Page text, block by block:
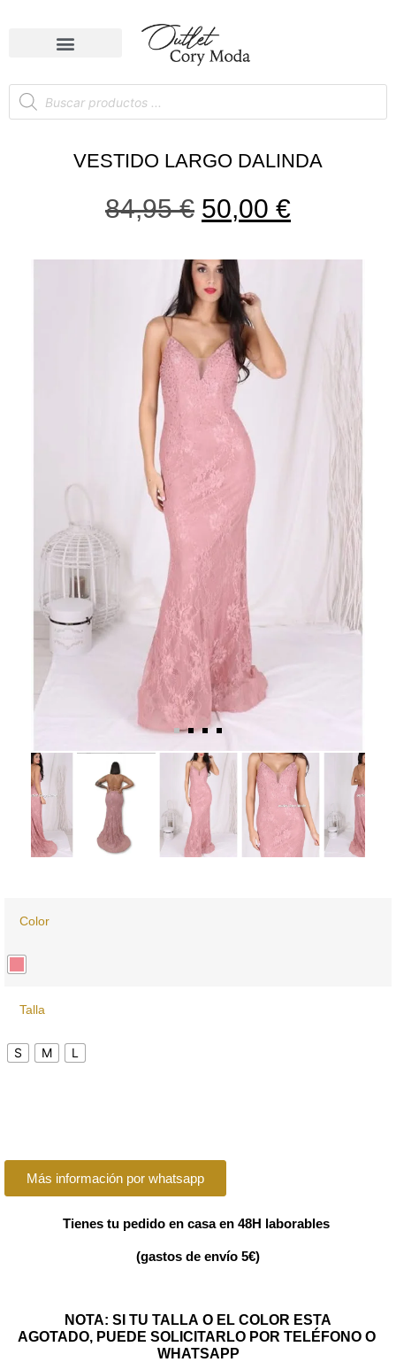
VESTIDO LARGO DALINDA
84,95€ 50,00 €
Color
Talla
S M L
Más información por whatsapp
Tienes tu pedido en casa en 48H laborables
(gastos de envío 5€)
NOTA: SI TU TALLA O EL COLOR ESTA
AGOTADO, PUEDE SOLICITARLO POR TELÉFONO O
WHATSAPP